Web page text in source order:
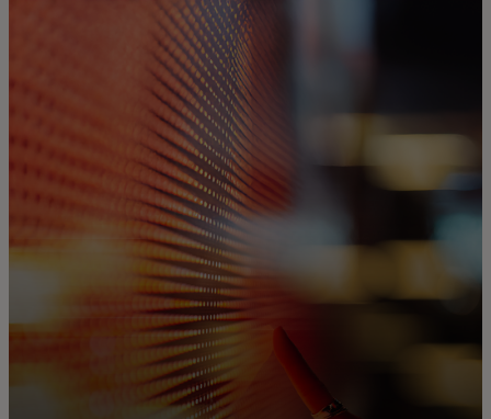
Para empresas
Para el mundo
Para innovadores
Noticias y tendencias